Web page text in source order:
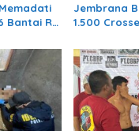
Bantai RT
Jembrana
1.500
Kota